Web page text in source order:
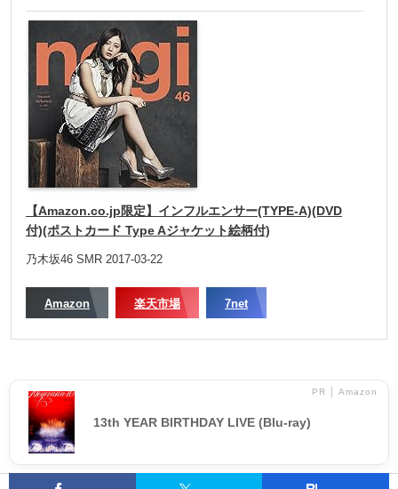
【Amazon.co.jp限定】インフルエンサー(TYPE-A)(DVD
付)(ポストカード Type Aジャケット絵柄付)
乃木坂46 SMR 2017-03-22
Amazon 楽天市場 7net
PR │ Amazon
13th YEAR BIRTHDAY LIVE (Blu-ray)